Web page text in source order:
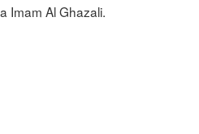
Imam Al Ghazali.